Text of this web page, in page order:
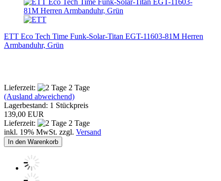
ETT Eco Tech Time Funk-Solar-Titan EGT-11603-81M Herren
Armbanduhr, Grün
Lieferzeit:
2 Tage
(Ausland abweichend)
Lagerbestand: 1 Stückpreis
139,00 EUR
Lieferzeit:
2 Tage
inkl. 19% MwSt. zzgl. Versand
In den Warenkorb